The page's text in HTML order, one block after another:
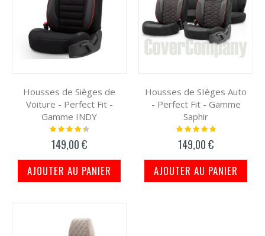
Housses de Sièges de
Voiture - Perfect Fit -
Gamme INDY
Notation:
149,00 €
AJOUTER AU PANIER
Housses de SIèges Auto
- Perfect Fit - Gamme
Saphir
Notation:
149,00 €
AJOUTER AU PANIER